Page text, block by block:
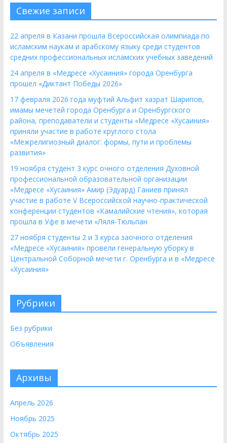
«Хусаиния» провели генеральную
«Хусаиния»
Свежие записи
22 апреля в Казани прошла Всероссийская олимпиада по
исламским наукам и арабскому языку среди студентов
средних профессиональных исламских учебных заведений
24 апреля в «Медресе «Хусаиния» города Оренбурга
прошел «Диктант Победы 2026»
17 февраля 2026 года муфтий Альфит хазрат Шарипов,
имамы мечетей города Оренбурга и Оренбургского
района, преподаватели и студенты «Медресе «Хусаиния»
приняли участие в работе круглого стола
«Межрелигиозный диалог: формы, пути и проблемы
развития»
19 ноября студент 3 курс очного отделения Духовной
профессиональной образовательной организации
«Медресе «Хусаиния» Амир (Эдуард) Ганиев принял
участие в работе V Всероссийской научно-практической
конференции студентов «Камалийские чтения», которая
прошла в Уфе в мечети «Ляля-Тюльпан
27 ноября студенты 2 и 3 курса заочного отделения
«Медресе «Хусаиния» провели генеральную уборку в
Центральной Соборной мечети г. Оренбурга и в «Медресе
«Хусаиния»
Рубрики
Без рубрики
Объявления
Архивы
Апрель 2026
Ноябрь 2025
Октябрь 2025